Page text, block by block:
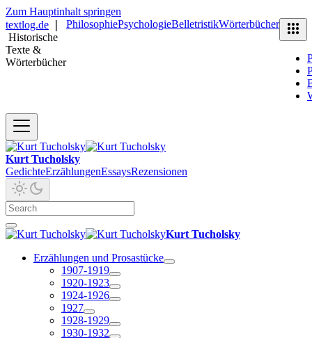
Zum Hauptinhalt springen
textlog.de
Historische
Texte &
Wörterbücher
PhilosophiePsychologieBelletristikWörterbücher
Kurt Tucholsky
GedichteErzählungenEssaysRezensionen
Kurt Tucholsky
Erzählungen und Prosastücke
1907-1919
1920-1923
1924-1926
1927
1928-1929
1930-1932